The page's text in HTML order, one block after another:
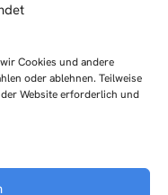
Cookies und andere
oder ablehnen. Teilweise
Website erforderlich und